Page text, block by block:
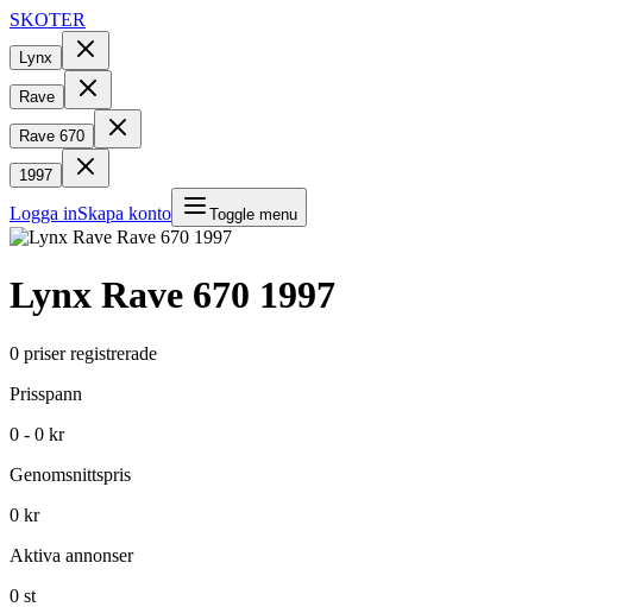
SKOTER
Lynx
Rave
Rave 670
1997
Logga inSkapa konto Toggle menu
Lynx Rave 670 1997
0 priser registrerade
Prisspann
0 - 0 kr
Genomsnittspris
0 kr
Aktiva annonser
0 st